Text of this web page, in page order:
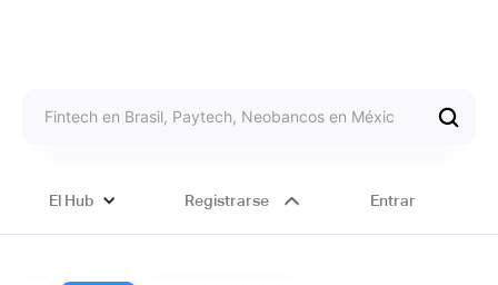
El Hub Registrarse Entrar